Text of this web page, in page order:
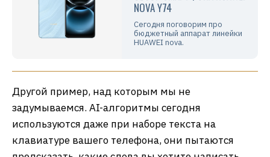
NOVA Y74
Сегодня поговорим про
бюджетный аппарат линейки
HUAWEI nova.
Другой пример, над которым мы не
задумываемся. AI-алгоритмы сегодня
используются даже при наборе текста на
клавиатуре вашего телефона, они пытаются